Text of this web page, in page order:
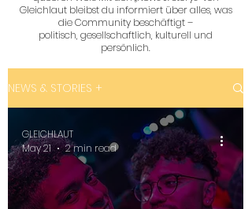
Gleichlaut bleibst du informiert über alles, was
die Community beschäftigt –
politisch, gesellschaftlich, kulturell und
persönlich.
NEWS & STORIES +
GLEICHLAUT
May 21
2 min read